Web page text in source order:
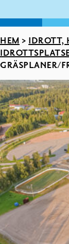
HEM > IDROTT,
GRÄSPLANER/